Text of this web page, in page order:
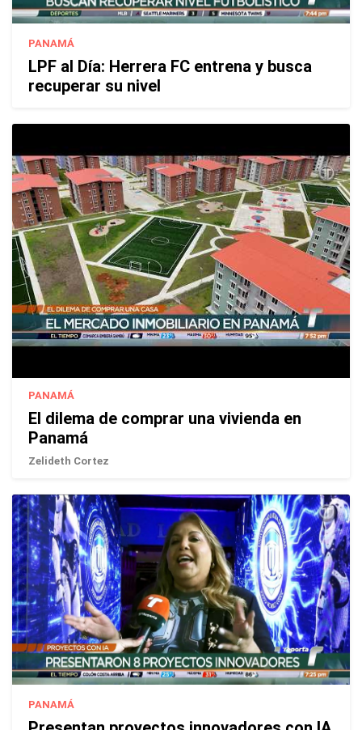
PANAMÁ
LPF al Día: Herrera FC entrena y busca
recuperar su nivel
PANAMÁ
El dilema de comprar una vivienda en
Panamá
Zelideth Cortez
PANAMÁ